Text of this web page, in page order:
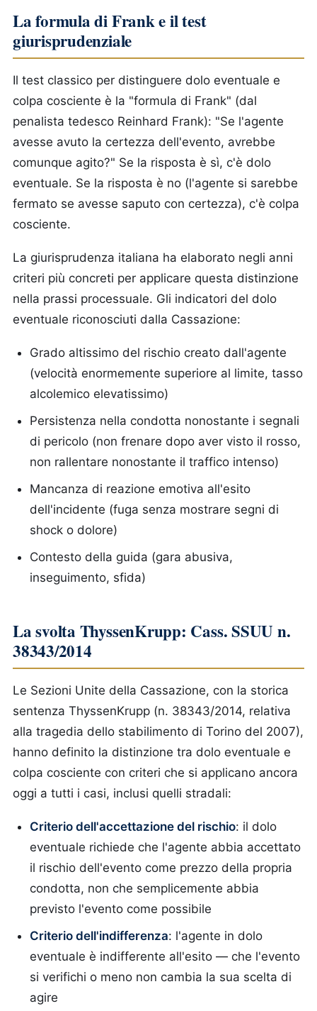
La formula di Frank e il test
giurisprudenziale
Il test classico per distinguere dolo eventuale e
colpa cosciente è la "formula di Frank" (dal
penalista tedesco Reinhard Frank): "Se l'agente
avesse avuto la certezza dell'evento, avrebbe
comunque agito?" Se la risposta è sì, c'è dolo
eventuale. Se la risposta è no (l'agente si sarebbe
fermato se avesse saputo con certezza), c'è colpa
cosciente.
La giurisprudenza italiana ha elaborato negli anni
criteri più concreti per applicare questa distinzione
nella prassi processuale. Gli indicatori del dolo
eventuale riconosciuti dalla Cassazione:
Grado altissimo del rischio creato dall'agente
(velocità enormemente superiore al limite, tasso
alcolemico elevatissimo)
Persistenza nella condotta nonostante i segnali
di pericolo (non frenare dopo aver visto il rosso,
non rallentare nonostante il traffico intenso)
Mancanza di reazione emotiva all'esito
dell'incidente (fuga senza mostrare segni di
shock o dolore)
Contesto della guida (gara abusiva,
inseguimento, sfida)
La svolta ThyssenKrupp: Cass. SSUU n.
38343/2014
Le Sezioni Unite della Cassazione, con la storica
sentenza ThyssenKrupp (n. 38343/2014, relativa
alla tragedia dello stabilimento di Torino del 2007),
hanno definito la distinzione tra dolo eventuale e
colpa cosciente con criteri che si applicano ancora
oggi a tutti i casi, inclusi quelli stradali:
Criterio dell'accettazione del rischio: il dolo
eventuale richiede che l'agente abbia accettato
il rischio dell'evento come prezzo della propria
condotta, non che semplicemente abbia
previsto l'evento come possibile
Criterio dell'indifferenza: l'agente in dolo
eventuale è indifferente all'esito — che l'evento
si verifichi o meno non cambia la sua scelta di
agire